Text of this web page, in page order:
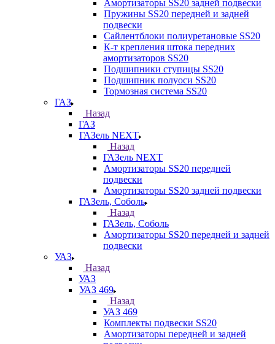
Амортизаторы SS20 задней подвески
Пружины SS20 передней и задней
подвески
Сайлентблоки полиуретановые SS20
К-т крепления штока передних
амортизаторов SS20
Подшипники ступицы SS20
Подшипник полуоси SS20
Тормозная система SS20
ГАЗ
Назад
ГАЗ
ГАЗель NEXT
Назад
ГАЗель NEXT
Амортизаторы SS20 передней
подвески
Амортизаторы SS20 задней подвески
ГАЗель, Соболь
Назад
ГАЗель, Соболь
Амортизаторы SS20 передней и задней
подвески
УАЗ
Назад
УАЗ
УАЗ 469
Назад
УАЗ 469
Комплекты подвески SS20
Амортизаторы передней и задней